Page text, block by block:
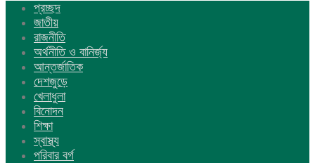
প্রচ্ছদ
জাতীয়
রাজনীতি
অর্থনীতি ও বানির্জ্য
আন্তর্জাতিক
দেশজুড়ে
খেলাধুলা
বিনোদন
শিক্ষা
স্বাস্থ্য
পরিবার বর্গ